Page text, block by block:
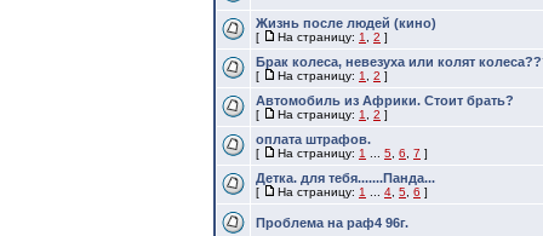
Жизнь после людей (кино)
[ На страницу: 1 2 ]
Брак колеса, невезуха или колят
[ На страницу: 1 2 ]
Автомобиль из Африки. Стоит брать?
[ На страницу: 1 2 ]
оплата штрафов.
[ На страницу: 1 5 6 7 ]
Детка. для тебя.......Панда...
[ На страницу: 1 4 5 6 ]
Проблема на раф4 96г.